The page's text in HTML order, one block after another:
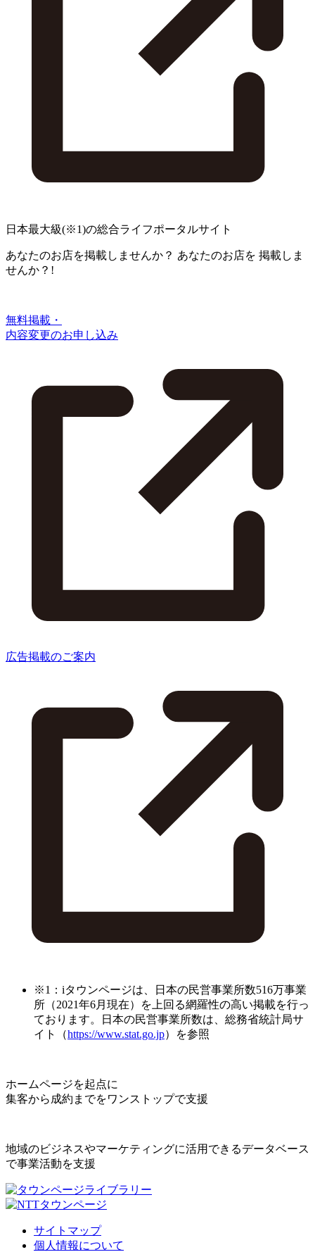
日本最大級(※1)の総合ライフポータルサイト
あなたのお店を掲載しませんか？ あなたのお店を 掲載しま
せんか？!
無料掲載・
内容変更のお申し込み
広告掲載のご案内
※1：iタウンページは、日本の民営事業所数516万事業
所（2021年6月現在）を上回る網羅性の高い掲載を行っ
ております。日本の民営事業所数は、総務省統計局サ
イト（https://www.stat.go.jp）を参照
ホームページを起点に
集客から成約までをワンストップで支援
地域のビジネスやマーケティングに活用できるデータベース
で事業活動を支援
サイトマップ
個人情報について